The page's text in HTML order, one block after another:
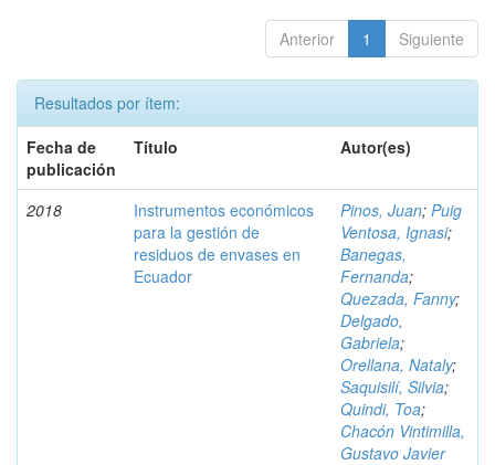
Anterior 1 Siguiente
Resultados por ítem:
Fecha de
publicación
Título Autor(es)
2018
Instrumentos económicos
para la gestión de
residuos de envases en
Ecuador
Pinos, Juan; Puig
Ventosa, Ignasi;
Banegas,
Fernanda;
Quezada, Fanny;
Delgado,
Gabriela;
Orellana, Nataly;
Saquisilí, Silvia;
Quindi, Toa;
Chacón Vintimilla,
Gustavo Javier